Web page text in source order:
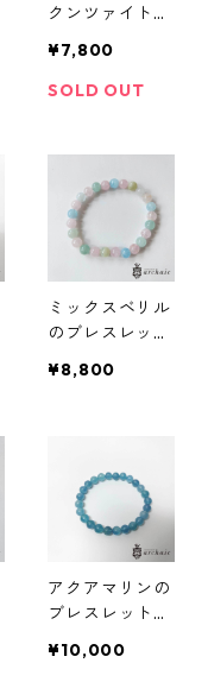
クンツァイトの
レット
¥7,800
SOLD OUT
ミックスベリル
のブレスレット
¥8,800
アクアマリンの
ブレスレット
¥10,000